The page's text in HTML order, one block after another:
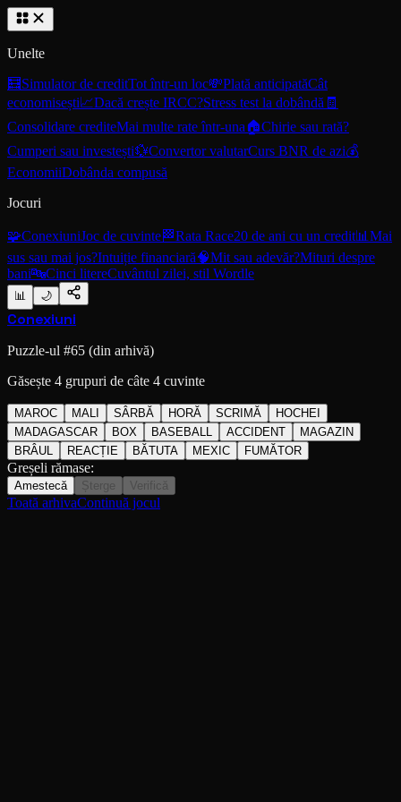
Unelte
🧮Simulator de creditTot într-un loc💸Plată anticipatăCât
economisești📈Dacă crește IRCC?Stress test la dobândă 🧾
Consolidare crediteMai multe rate într-una 🏠Chirie sau rată?
Cumperi sau investești💱Convertor valutarCurs BNR de azi💰
EconomiiDobânda compusă
Jocuri
🧩ConexiuniJoc de cuvinte🏁Rata Race20 de ani cu un credit 📊 Mai
sus sau mai jos?Intuiție financiară🧠Mit sau adevăr?Mituri despre
bani🔤Cinci litereCuvântul zilei, stil Wordle
📊 🌙
Conexiuni
Puzzle-ul #65 (din arhivă)
Găsește 4 grupuri de câte 4 cuvinte
MAROC MALI SÂRBĂ HORĂ SCRIMĂ
HOCHEI
MADAGASCAR
BOX BASEBALL ACCIDENT
MAGAZIN
BRÂUL
REACȚIE BĂTUTA MEXIC FUMĂTOR
Greșeli rămase:
Amestecă Șterge Verifică
Toată arhivaContinuă jocul